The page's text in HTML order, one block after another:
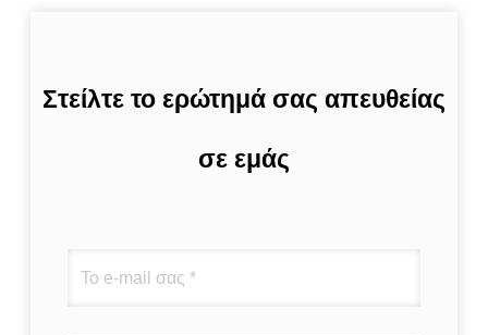
Στείλτε το ερώτημά σας απευθείας
σε εμάς